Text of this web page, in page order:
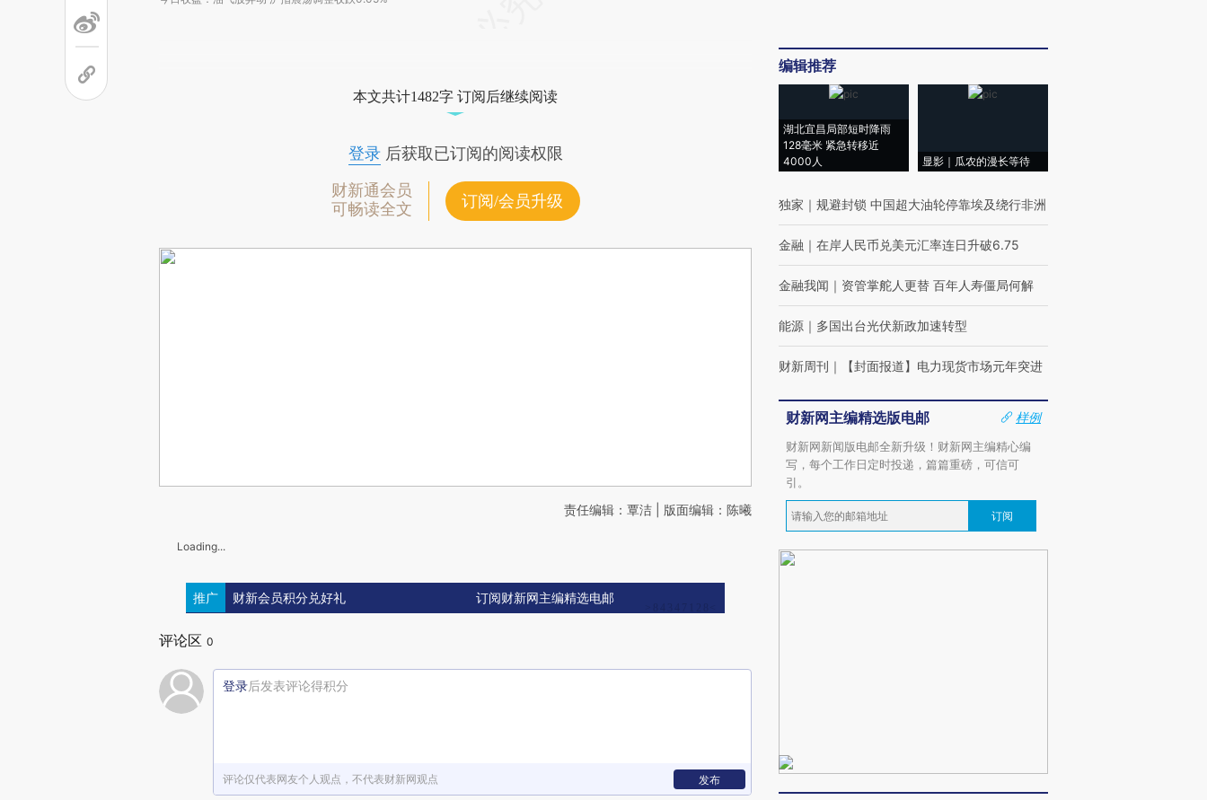
本文共计1482字 订阅后继续阅读
登录后获取已订阅的阅读权限
财新通会员
可畅读全文
订阅/会员升级
责任编辑：覃洁 | 版面编辑：陈曦
Loading...
推广 财新会员积分兑好礼 订阅财新网主编精选电邮
评论区 0
登录后发表评论得积分
评论仅代表网友个人观点，不代表财新网观点 发布
编辑推荐
湖北宜昌局部短时降雨
128毫米 紧急转移近
4000人
显影｜瓜农的漫长等待
独家 ｜ 规避封锁 中国超大油轮停靠埃及绕行非洲
金融 ｜ 在岸人民币兑美元汇率连日升破6.75
金融我闻 ｜ 资管掌舵人更替 百年人寿僵局何解
能源 ｜ 多国出台光伏新政加速转型
财新周刊 ｜ 【封面报道】电力现货市场元年突进
财新网主编精选版电邮
样例
财新网新闻版电邮全新升级！财新网主编精心编
写，每个工作日定时投递，篇篇重磅，可信可
引。
订阅